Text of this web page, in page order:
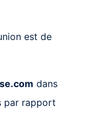
est de
dans
par rapport